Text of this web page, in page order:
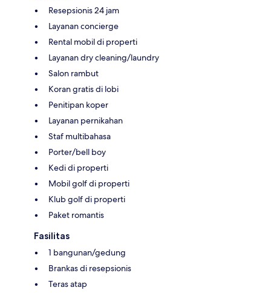
Resepsionis 24 jam
Layanan concierge
Rental mobil di properti
Layanan dry cleaning/laundry
Salon rambut
Koran gratis di lobi
Penitipan koper
Layanan pernikahan
Staf multibahasa
Porter/bell boy
Kedi di properti
Mobil golf di properti
Klub golf di properti
Paket romantis
Fasilitas
1 bangunan/gedung
Brankas di resepsionis
Teras atap